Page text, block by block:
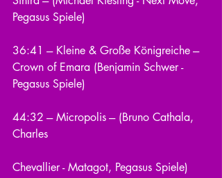
Pegasus Spiele)
36:41 --- Kleine & Große Königreiche ---
Crown of Emara (Benjamin Schwer -
Pegasus Spiele)
44:32 --- Micropolis --- (Bruno Cathala,
Charles
Chevallier - Matagot, Pegasus Spiele)